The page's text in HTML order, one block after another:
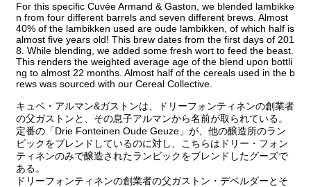
For this specific Cuvée Armand & Gaston, we blended lambikke
n from four different barrels and seven different brews. Almost
40% of the lambikken used are oude lambikken, of which half is
almost five years old! This brew dates from the first days of 201
8. While blending, we added some fresh wort to feed the beast.
This renders the weighted average age of the blend upon bottli
ng to almost 22 months. Almost half of the cereals used in the b
rews was sourced with our Cereal Collective.
キュベ・アルマン&ガストンは、ドリーフォンティネンの創業者
の父ガストンと、その息子アルマンから名前が取られている。
定番の「Drie Fonteinen Oude Geuze」が、他の醸造所のラン
ビックをブレンドしているのに対し、こちらはドリー・フォン
ティネンのみで醸造されたランビックをブレンドしたグーズで
ある。
ドリーフォンティネンの創業者の父ガストン・デベルダーとそ